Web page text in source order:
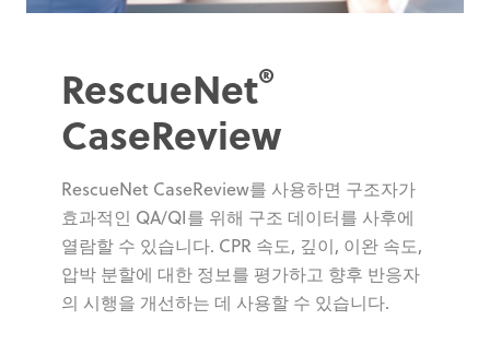
RescueNet®
CaseReview
RescueNet CaseReview를 사용하면 구조자가
효과적인 QA/QI를 위해 구조 데이터를 사후에
열람할 수 있습니다. CPR 속도, 깊이, 이완 속도,
압박 분할에 대한 정보를 평가하고 향후 반응자
의 시행을 개선하는 데 사용할 수 있습니다.